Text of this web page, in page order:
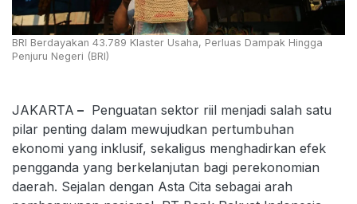
BRI Berdayakan 43.789 Klaster Usaha, Perluas Dampak Hingga
Penjuru Negeri (BRI)
JAKARTA – Penguatan sektor riil menjadi salah satu
pilar penting dalam mewujudkan pertumbuhan
ekonomi yang inklusif, sekaligus menghadirkan efek
pengganda yang berkelanjutan bagi perekonomian
daerah. Sejalan dengan Asta Cita sebagai arah